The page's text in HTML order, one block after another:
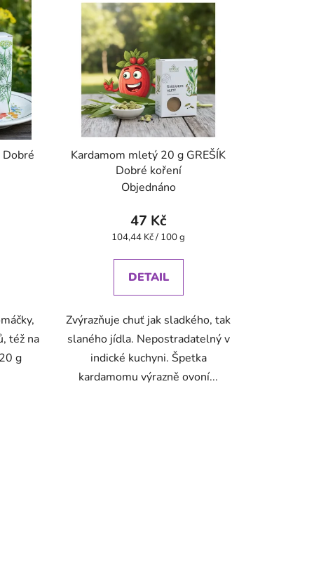
Dobré
též na
g
Kardamom mletý 20 g GREŠÍK
Dobré koření
Objednáno
47 Kč
Měrná
104,44 Kč / 100 g
DETAIL
Zvýrazňuje chuť jak sladkého, tak
slaného jídla. Nepostradatelný v
indické kuchyni. Špetka
kardamomu výrazně ovoní...